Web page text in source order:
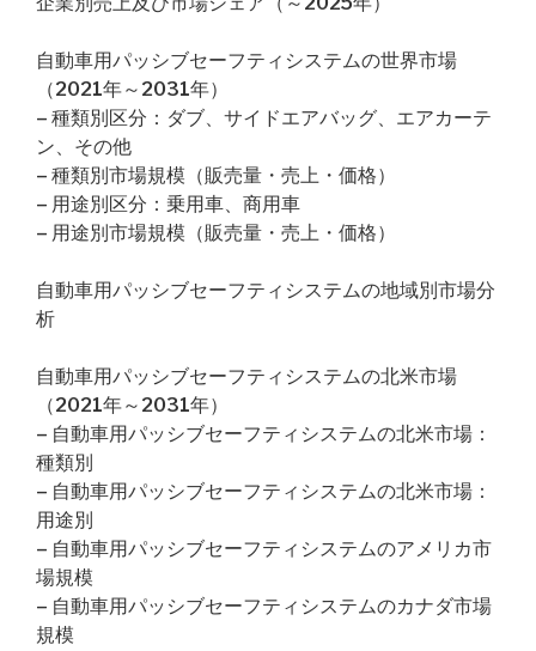
自動車用パッシブセーフティシステムの世界市場
（2021年～2031年）
– 種類別区分：ダブ、サイドエアバッグ、エアカーテ
ン、その他
– 種類別市場規模（販売量・売上・価格）
– 用途別区分：乗用車、商用車
– 用途別市場規模（販売量・売上・価格）
自動車用パッシブセーフティシステムの地域別市場分
析
自動車用パッシブセーフティシステムの北米市場
（2021年～2031年）
– 自動車用パッシブセーフティシステムの北米市場：
種類別
– 自動車用パッシブセーフティシステムの北米市場：
用途別
– 自動車用パッシブセーフティシステムのアメリカ市
場規模
– 自動車用パッシブセーフティシステムのカナダ市場
規模